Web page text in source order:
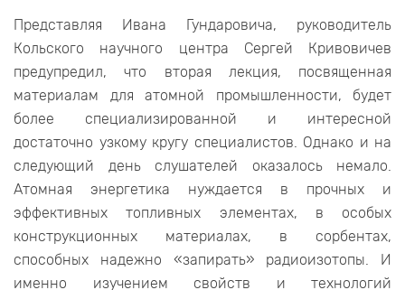
Представляя Ивана Гундаровича, руководитель
Кольского научного центра Сергей Кривовичев
предупредил, что вторая лекция, посвященная
материалам для атомной промышленности, будет
более специализированной и интересной
достаточно узкому кругу специалистов. Однако и на
следующий день слушателей оказалось немало.
Атомная энергетика нуждается в прочных и
эффективных топливных элементах, в особых
конструкционных материалах, в сорбентах,
способных надежно «запирать» радиоизотопы. И
именно изучением свойств и технологий